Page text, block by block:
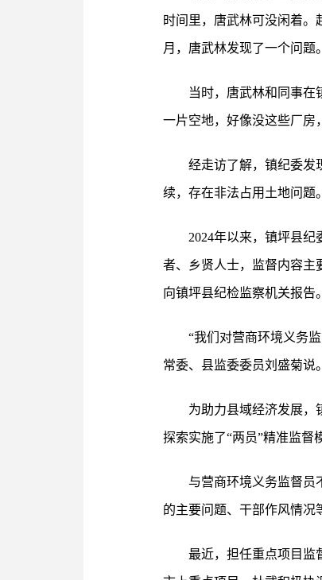
时间里，唐武林可没闲着。
月，唐武林发现了一个问题。
当时，唐武林和同事在
一片空地，好像没这些厂房
经走访了解，镇纪委发
续，存在非法占用土地问题
2024年以来，镇坪县
者、乡贤人士，监督内容主
向镇坪县纪检监察机关报告。
“我们对营商环境义务
常委、县监委委员刘盛菊说。
为助力县域经济发展，
探索实施了“两员”精准监督
与营商环境义务监督员
的主要问题、干部作风情况
最近，担任重点项目监